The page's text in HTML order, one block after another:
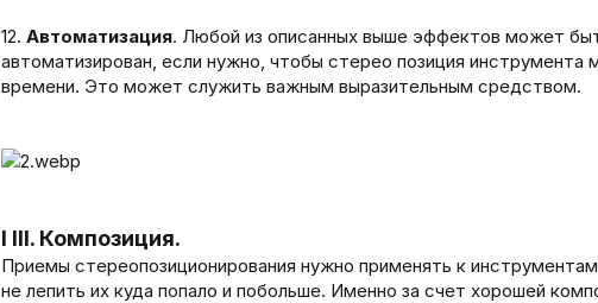
12. Автоматизация. Любой из описанных выше эффектов может
автоматизирован, если нужно, чтобы стерео позиция инструмента
времени. Это может служить важным выразительным средством.
I III. Композиция.
Приемы стереопозиционирования нужно применять к
не лепить их куда попало и побольше. Именно за счет хорошей